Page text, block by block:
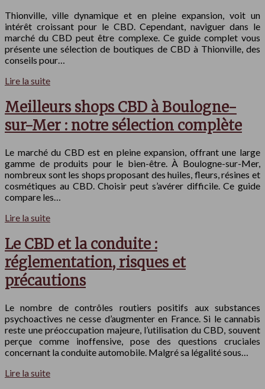
Thionville, ville dynamique et en pleine expansion, voit un
intérêt croissant pour le CBD. Cependant, naviguer dans le
marché du CBD peut être complexe. Ce guide complet vous
présente une sélection de boutiques de CBD à Thionville, des
conseils pour…
Lire la suite
Meilleurs shops CBD à Boulogne-
sur-Mer : notre sélection complète
Le marché du CBD est en pleine expansion, offrant une large
gamme de produits pour le bien-être. À Boulogne-sur-Mer,
nombreux sont les shops proposant des huiles, fleurs, résines et
cosmétiques au CBD. Choisir peut s’avérer difficile. Ce guide
compare les…
Lire la suite
Le CBD et la conduite :
réglementation, risques et
précautions
Le nombre de contrôles routiers positifs aux substances
psychoactives ne cesse d’augmenter en France. Si le cannabis
reste une préoccupation majeure, l’utilisation du CBD, souvent
perçue comme inoffensive, pose des questions cruciales
concernant la conduite automobile. Malgré sa légalité sous…
Lire la suite